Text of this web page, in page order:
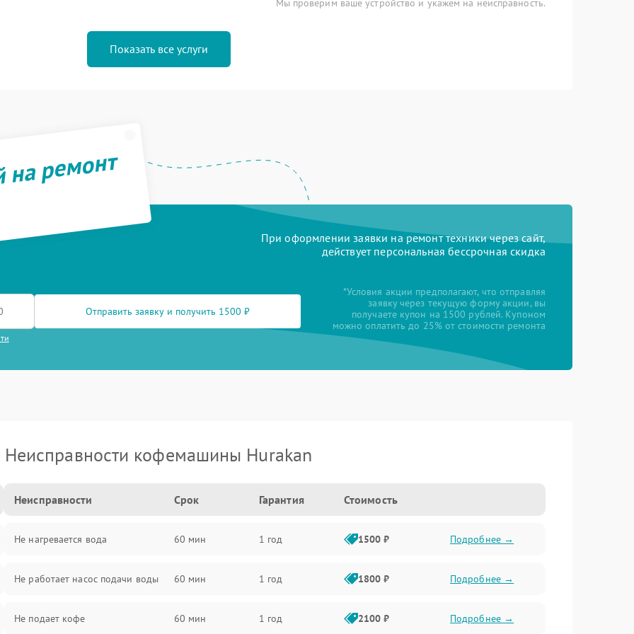
Мы проверим ваше устройство и укажем на неисправность.
Показать все услуги
ремонт
При оформлении заявки на ремонт техники через сайт,
действует персональная бессрочная скидка
Отправить заявку и получить 1500 ₽
*Условия акции предполагают, что отправляя
заявку через текущую форму акции, вы
получаете купон на 1500 рублей. Купоном
можно оплатить до 25% от стоимости ремонта
Неисправности кофемашины Hurakan
Неисправности Срок Гарантия Стоимость
Не нагревается вода 60 мин 1 год 1500 ₽ Подробнее →
Не работает насос подачи воды 60 мин 1 год 1800 ₽ Подробнее →
Не подает кофе 60 мин 1 год 2100 ₽ Подробнее →